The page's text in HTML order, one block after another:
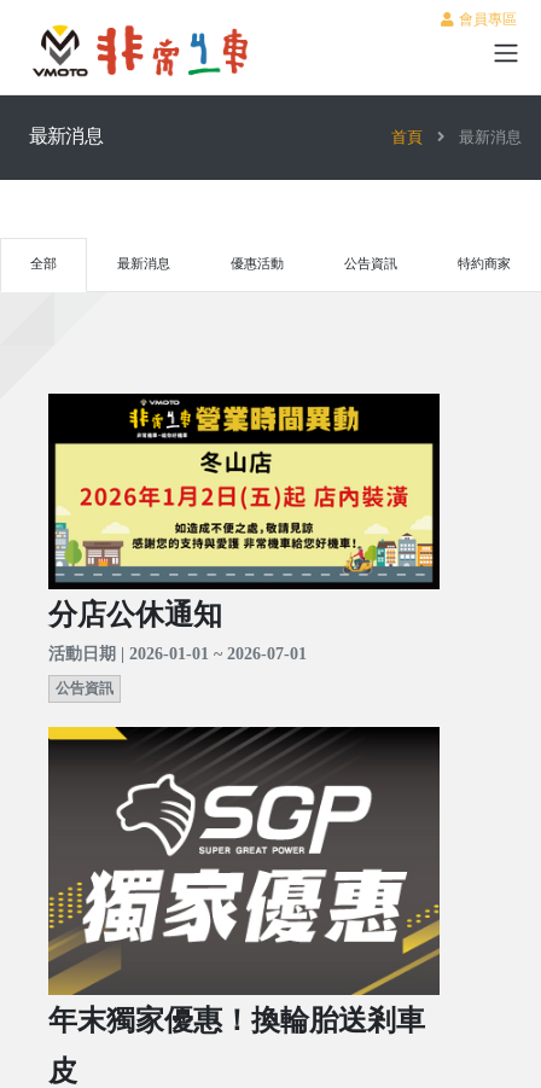
會員專區
最新消息 首頁 最新消息
全部 最新消息 優惠活動 公告資訊 特約商家
分店公休通知
活動日期 | 2026-01-01 ~ 2026-07-01
公告資訊
年末獨家優惠！換輪胎送剎車
皮